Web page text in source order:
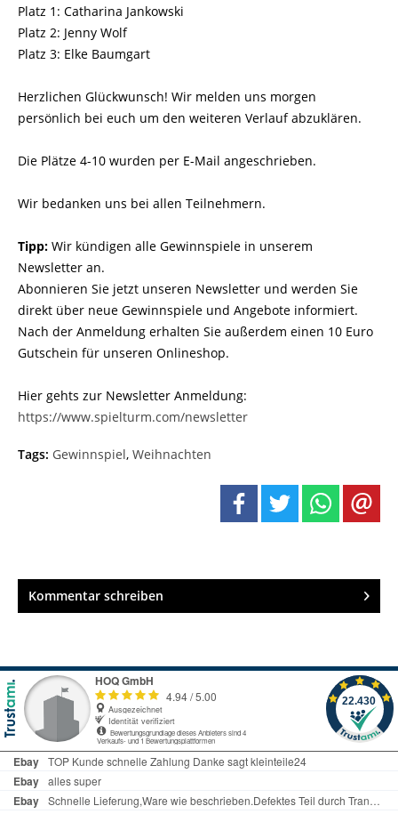
Platz 1: Catharina Jankowski
Platz 2: Jenny Wolf
Platz 3: Elke Baumgart
Herzlichen Glückwunsch! Wir melden uns morgen
persönlich bei euch um den weiteren Verlauf abzuklären.
Die Plätze 4-10 wurden per E-Mail angeschrieben.
Wir bedanken uns bei allen Teilnehmern.
Tipp: Wir kündigen alle Gewinnspiele in unserem
Newsletter an.
Abonnieren Sie jetzt unseren Newsletter und werden Sie
direkt über neue Gewinnspiele und Angebote informiert.
Nach der Anmeldung erhalten Sie außerdem einen 10 Euro
Gutschein für unseren Onlineshop.
Hier gehts zur Newsletter Anmeldung:
https://www.spielturm.com/newsletter
Tags: Gewinnspiel, Weihnachten
Kommentar schreiben